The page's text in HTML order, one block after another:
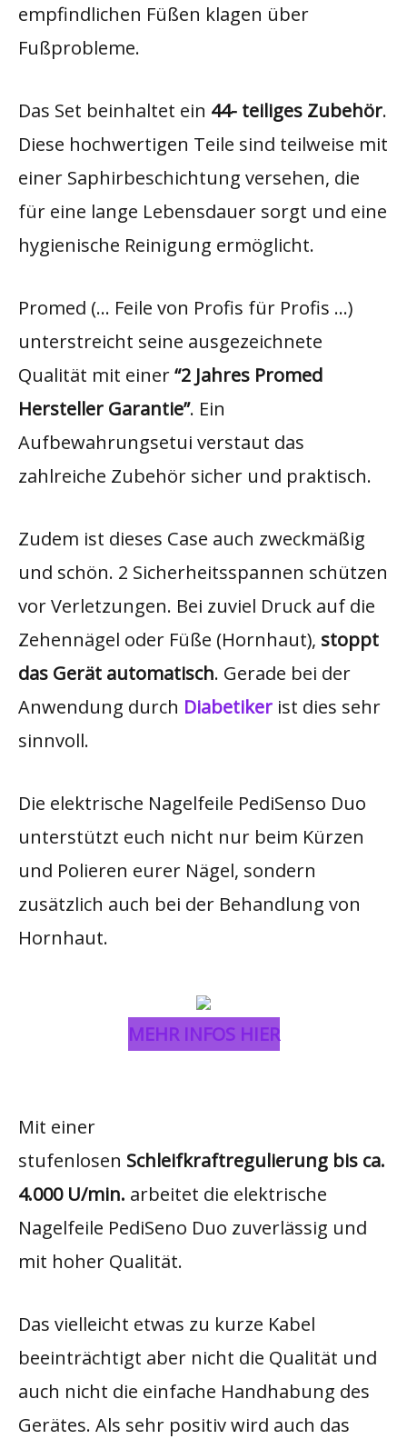
empfindlichen Füßen klagen über
Fußprobleme.
Das Set beinhaltet ein 44- teiliges Zubehör.
Diese hochwertigen Teile sind teilweise mit
einer Saphirbeschichtung versehen, die
für eine lange Lebensdauer sorgt und eine
hygienische Reinigung ermöglicht.
Promed (… Feile von Profis für Profis …)
unterstreicht seine ausgezeichnete
Qualität mit einer“2 Jahres Promed
Hersteller Garantie”. Ein
Aufbewahrungsetui verstaut das
zahlreiche Zubehör sicher und praktisch.
Zudem ist dieses Case auch zweckmäßig
und schön. 2 Sicherheitsspannen schützen
vor Verletzungen. Bei zuviel Druck auf die
Zehennägel oder Füße (Hornhaut), stoppt
das Gerät automatisch. Gerade bei der
Anwendung durch Diabetiker ist dies sehr
sinnvoll.
Die elektrische Nagelfeile PediSenso Duo
unterstützt euch nicht nur beim Kürzen
und Polieren eurer Nägel, sondern
zusätzlich auch bei der Behandlung von
Hornhaut.
MEHR INFOS HIER
Mit einer
stufenlosen Schleifkraftregulierung bis ca.
4.000 U/min. arbeitet die elektrische
Nagelfeile PediSeno Duo zuverlässig und
mit hoher Qualität.
Das vielleicht etwas zu kurze Kabel
beeinträchtigt aber nicht die Qualität und
auch nicht die einfache Handhabung des
Gerätes. Als sehr positiv wird auch das